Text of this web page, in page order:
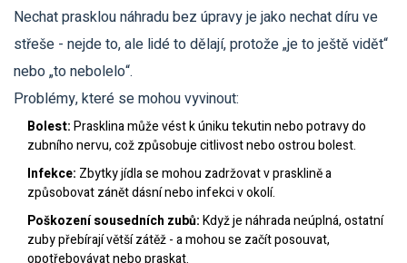
Nechat prasklou náhradu bez úpravy je jako nechat díru ve
střeše - nejde to, ale lidé to dělají, protože „je to ještě vidět“
nebo „to nebolelo“.
Problémy, které se mohou vyvinout:
Bolest:Prasklina může vést k úniku tekutin nebo potravy do
zubního nervu, což způsobuje citlivost nebo ostrou bolest.
Infekce: Zbytky jídla se mohou zadržovat v prasklině a
způsobovat zánět dásní nebo infekci v okolí.
Poškození sousedních zubů:Když je náhrada neúplná, ostatní
zuby přebírají větší zátěž - a mohou se začít posouvat,
opotřebovávat nebo praskat.